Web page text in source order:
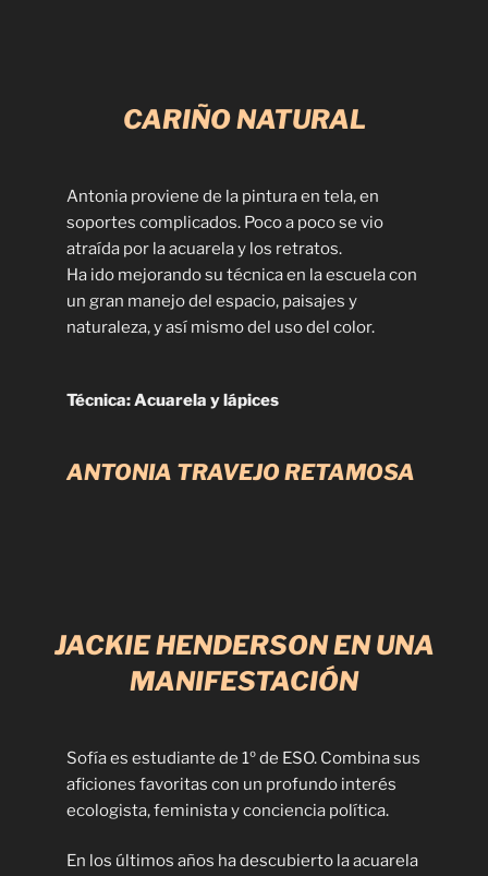
CARIÑO NATURAL
Antonia proviene de la pintura en tela, en
soportes complicados. Poco a poco se vio
atraída por la acuarela y los retratos.
Ha ido mejorando su técnica en la escuela con
un gran manejo del espacio, paisajes y
naturaleza, y así mismo del uso del color.
Técnica: Acuarela y lápices
ANTONIA TRAVEJO RETAMOSA
JACKIE HENDERSON EN UNA
MANIFESTACIÓN
Sofía es estudiante de 1º de ESO. Combina sus
aficiones favoritas con un profundo interés
ecologista, feminista y conciencia política.
En los últimos años ha descubierto la acuarela